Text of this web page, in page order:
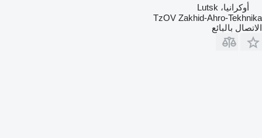
أوكرانيا، Lutsk
TzOV Zakhid-Ahro-Tekhnika
الاتصال بالبائع